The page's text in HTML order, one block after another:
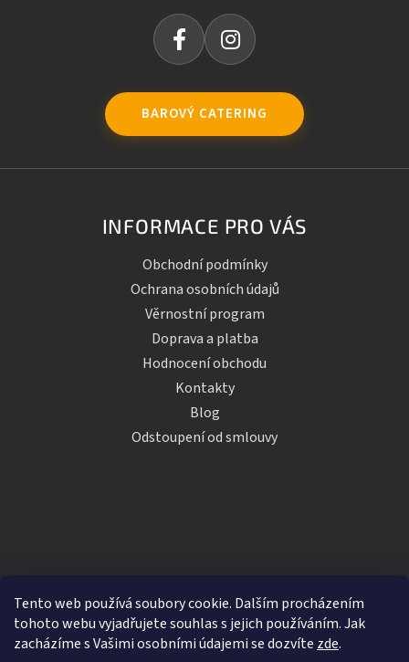
Tento web používá soubory cookie. Dalším procházením
tohoto webu vyjadřujete souhlas s jejich používáním. Jak
zacházíme s Vašimi osobními údajemi se dozvíte zde.
BAROVÝ CATERING
INFORMACE PRO VÁS
Obchodní podmínky
Ochrana osobních údajů
Věrnostní program
Doprava a platba
Hodnocení obchodu
Kontakty
Blog
Odstoupení od smlouvy
Vytvořil Shoptet